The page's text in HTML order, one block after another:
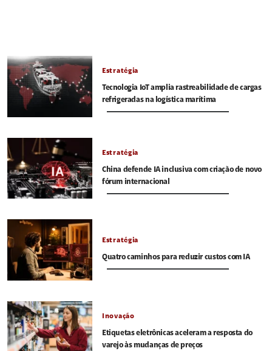
Estratégia
Tecnologia IoT amplia rastreabilidade de cargas
refrigeradas na logística marítima
Estratégia
China defende IA inclusiva com criação de novo
fórum internacional
Estratégia
Quatro caminhos para reduzir custos com IA
Inovação
Etiquetas eletrônicas aceleram a resposta do
varejo às mudanças de preços